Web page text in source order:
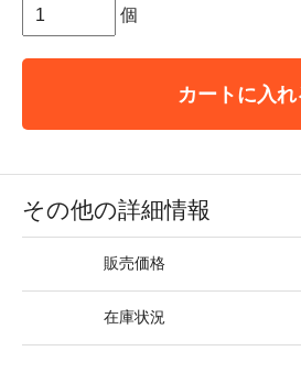
個
カートに入れ
その他の詳細情報
販売価格
在庫状況